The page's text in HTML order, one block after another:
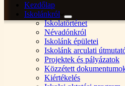
Kezdőlap
Iskolánkról
Iskolatörténet
Névadónkról
Iskolánk épületei
Iskolánk arculati
Projektek és pályázatok
Közzétett
Kiértékelés